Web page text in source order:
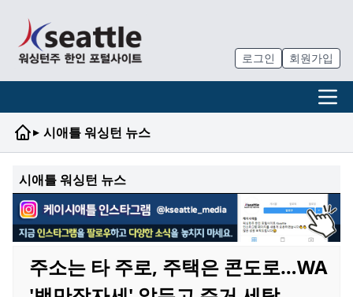
로그인 회원가입
▸ 시애틀 워싱턴 뉴스
시애틀 워싱턴 뉴스
주소는 타 주로, 주택은 콘도로…WA